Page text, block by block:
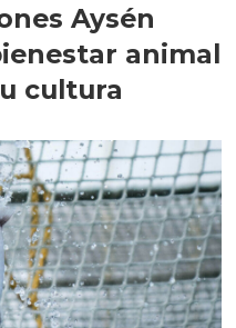
Aysén
animal
cultura